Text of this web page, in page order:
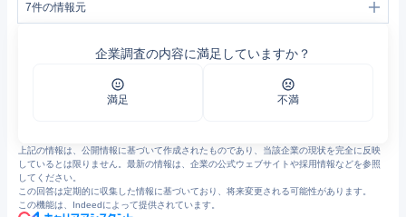
7件の情報元
皆生タクシー株式会社｜米子でタクシードライバーなら
2023年12月25日 タクシー運賃改定について | 皆生タクシー
皆生タクシーは、健康経営優良法人2022に認定されております。 | 皆生タクシー
企業調査の内容に満足していますか？
満足 不満
上記の情報は、公開情報に基づいて作成されたものであり、当該企業の現状を完全に反映
しているとは限りません。最新の情報は、企業の公式ウェブサイトや採用情報などを参照
してください。
この回答は定期的に収集した情報に基づいており、将来変更される可能性があります。
この機能は、Indeedによって提供されています。